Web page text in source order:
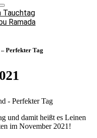
Tauchtag
Ramada
Perfekter Tag
und damit heißt es Leinen
im November 2021!